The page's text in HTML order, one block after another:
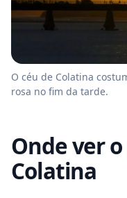
O céu de Colatina
rosa no fim da tarde.
Onde ver
Colatina